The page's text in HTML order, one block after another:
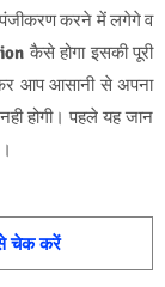
पंजीकरण करने में लगेगे व
कैसे होगा इसकी पूरी
आप आसानी से अपना
होगी। पहले यह जान
चेक करें